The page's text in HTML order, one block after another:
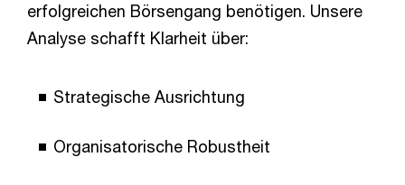
erfolgreichen Börsengang benötigen. Unsere
Analyse schafft Klarheit über:
Strategische Ausrichtung
Organisatorische Robustheit